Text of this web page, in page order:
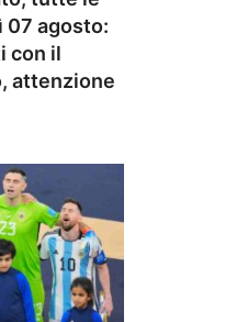
07 agosto:
con il
attenzione